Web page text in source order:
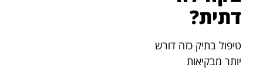
דתית?
טיפול בתיק כזה דורש
יותר מבקיאות